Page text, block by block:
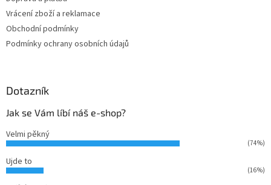
Vrácení zboží a reklamace
Obchodní podmínky
Podmínky ochrany osobních údajů
Dotazník
Jak se Vám líbí náš e-shop?
Velmi pěkný
(74%)
Ujde to
(16%)